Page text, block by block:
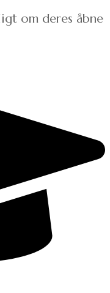
om deres åbne